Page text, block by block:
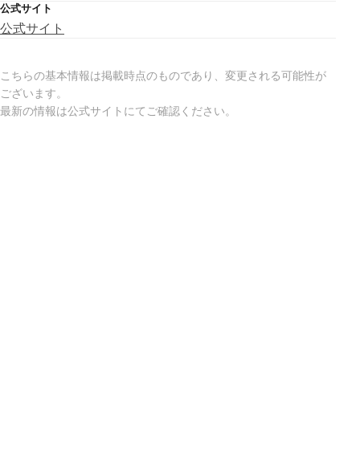
公式サイト
公式サイト
こちらの基本情報は掲載時点のものであり、変更される可能性が
ございます。
最新の情報は公式サイトにてご確認ください。